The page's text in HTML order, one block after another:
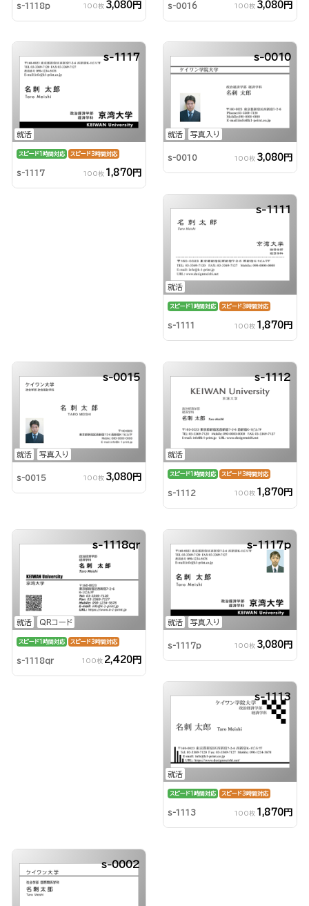
s-1118p 100枚 3,080円 s-0016 100枚 3,080円
就活
s-1117
スピード1時間対応 スピード3時間対応
s-1117 100枚 1,870円
就活 写真入り
s-0010
s-0010 100枚 3,080円
就活
s-1111
スピード1時間対応 スピード3時間対応
s-1111 100枚 1,870円
就活 写真入り
s-0015
s-0015 100枚 3,080円
就活
s-1112
スピード1時間対応 スピード3時間対応
s-1112 100枚 1,870円
就活 QRコード
s-1118qr
スピード1時間対応 スピード3時間対応
s-1118qr 100枚 2,420円
就活 写真入り
s-1117p
s-1117p 100枚 3,080円
就活
s-1113
スピード1時間対応 スピード3時間対応
s-1113 100枚 1,870円
s-0002